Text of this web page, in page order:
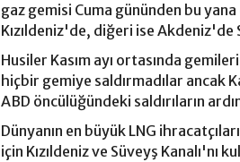
gaz gemisi Cuma gününden bu
Kızıldeniz'de, diğeri ise Akdeniz'de
Husiler Kasım ayı ortasında
hiçbir gemiye saldırmadılar ancak
ABD öncülüğündeki saldırıların
Dünyanın en büyük LNG
için Kızıldeniz ve Süveyş